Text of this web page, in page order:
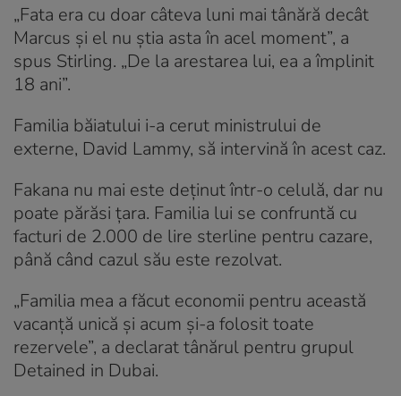
„Fata era cu doar câteva luni mai tânără decât
Marcus și el nu știa asta în acel moment”, a
spus Stirling. „De la arestarea lui, ea a împlinit
18 ani”.
Familia băiatului i-a cerut ministrului de
externe, David Lammy, să intervină în acest caz.
Fakana nu mai este deținut într-o celulă, dar nu
poate părăsi țara. Familia lui se confruntă cu
facturi de 2.000 de lire sterline pentru cazare,
până când cazul său este rezolvat.
„Familia mea a făcut economii pentru această
vacanță unică și acum și-a folosit toate
rezervele”, a declarat tânărul pentru grupul
Detained in Dubai.